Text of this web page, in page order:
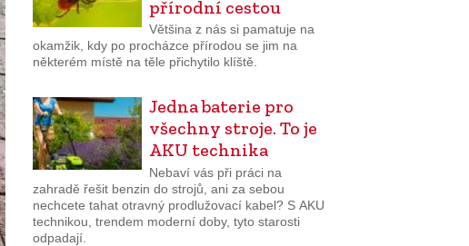
přírodní cestou
Většina z nás si pamatuje na
okamžik, kdy po procházce přírodou se jim na
některém místě na těle přichytilo klíště.
Jedna baterie pro
všechny stroje. To je
AKU technika
Nebaví vás při práci na
zahradě řešit benzin do strojů, ani za sebou
nechcete tahat otravný prodlužovací kabel? S AKU
technikou, trendem moderní doby, tyto starosti
odpadají.